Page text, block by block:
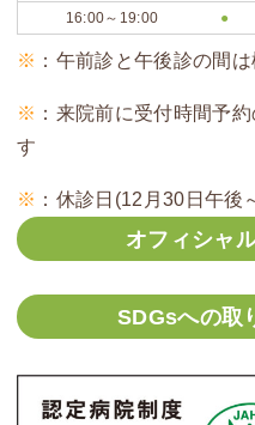
16:00～19:00
●
※ ：午前診と午後診の間
※ ： 来院前に受付時間予
す
※ ：休診日(12月30日午後
オフィシャ
SDGsへの取